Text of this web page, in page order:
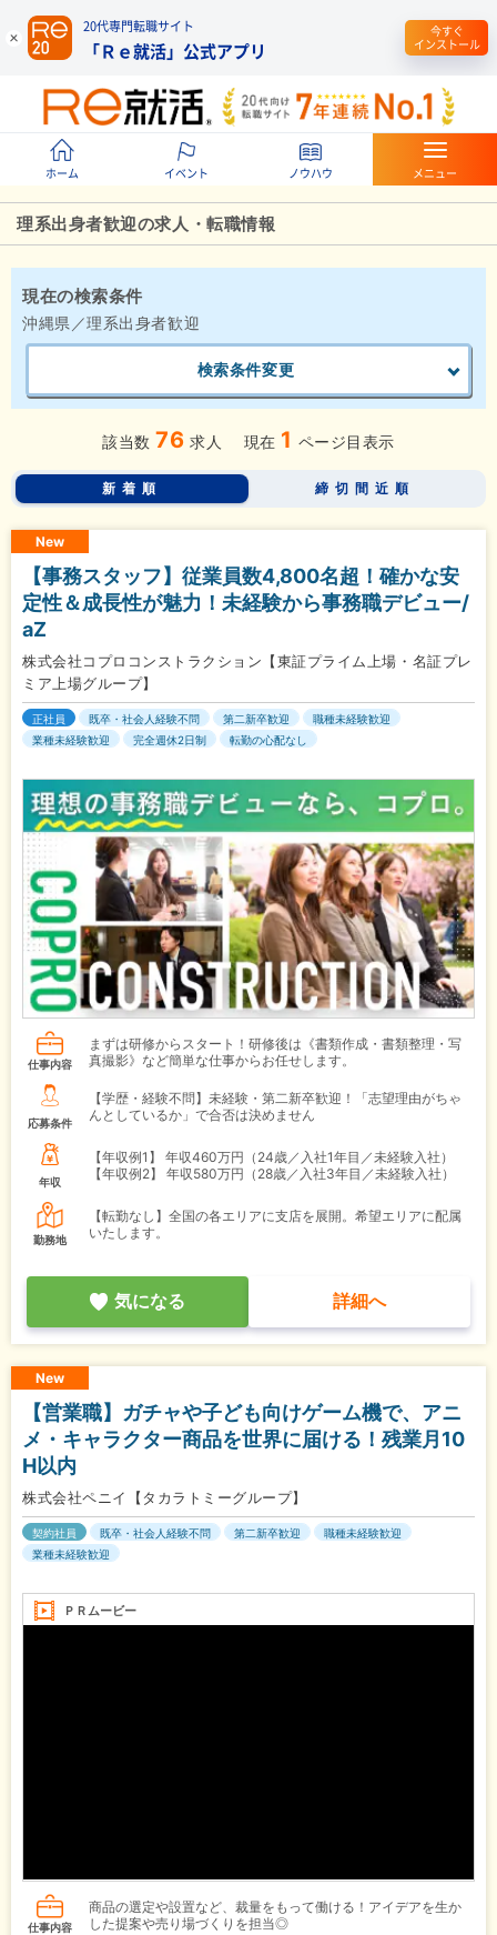
20代専門転職サイト
「Ｒｅ就活」公式アプリ
今すぐ
インストール
ホーム イベント ノウハウ メニュー
理系出身者歓迎の求人・転職情報
現在の検索条件
沖縄県／理系出身者歓迎
検索条件変更
該当数 76 求人 現在 1 ページ目表示
新着順 締切間近順
New
【事務スタッフ】従業員数4,800名超！確かな安
定性＆成長性が魅力！未経験から事務職デビュー/
aZ
株式会社コプロコンストラクション【東証プライム上場・名証プレ
ミア上場グループ】
正社員 既卒・社会人経験不問 第二新卒歓迎
職種未経験歓迎
業種未経験歓迎
完全週休2日制 転勤の心配なし
仕事内容
まずは研修からスタート！研修後は《書類作成・書類整理・写
真撮影》など簡単な仕事からお任せします。
応募条件
【学歴・経験不問】未経験・第二新卒歓迎！「志望理由がちゃ
んとしているか」で合否は決めません
年収
【年収例1】
年収460万円（24歳／入社1年目／未経験入社）
【年収例2】
年収580万円（28歳／入社3年目／未経験入社）
勤務地
【転勤なし】全国の各エリアに支店を展開。希望エリアに配属
いたします。
気になる 詳細へ
New
【営業職】ガチャや子ども向けゲーム機で、アニ
メ・キャラクター商品を世界に届ける！残業月10
H以内
株式会社ペニイ【タカラトミーグループ】
契約社員 既卒・社会人経験不問 第二新卒歓迎
職種未経験歓迎
業種未経験歓迎
ＰＲムービー
仕事内容
商品の選定や設置など、裁量をもって働ける！アイデアを生か
した提案や売り場づくりを担当◎